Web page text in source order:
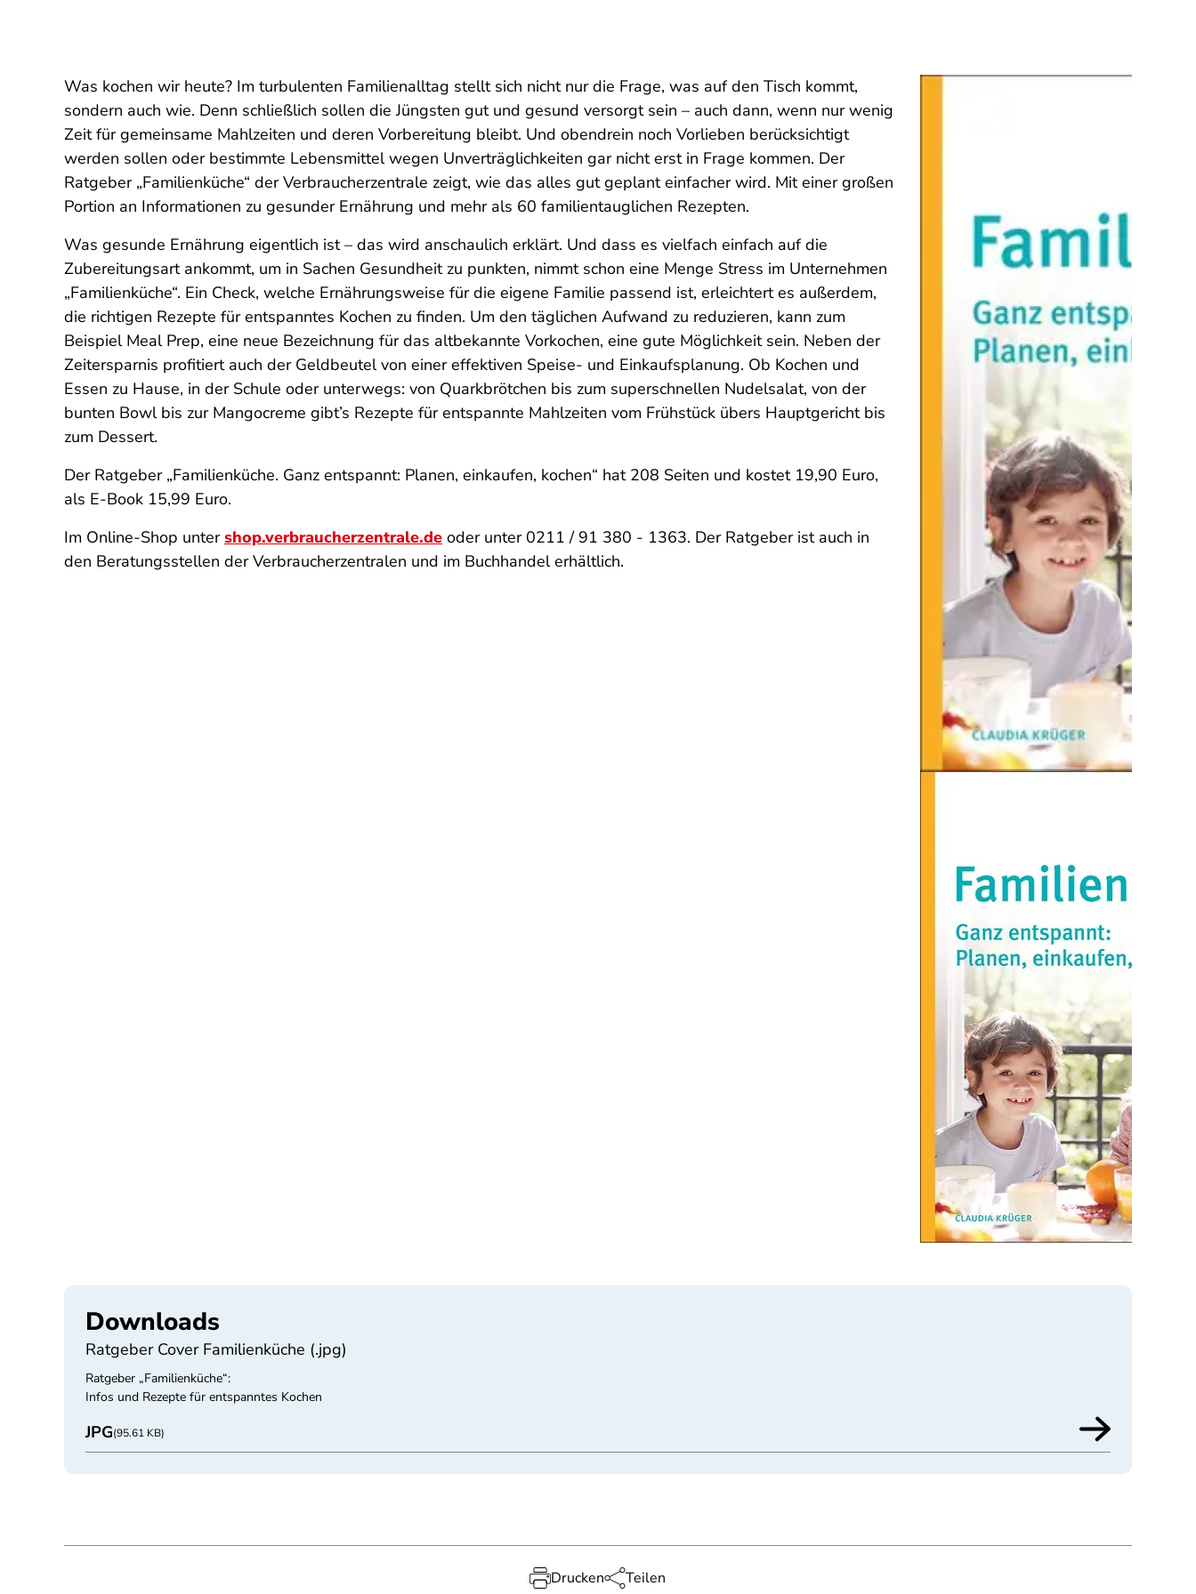
Was kochen wir heute? Im turbulenten Familienalltag stellt sich nicht nur die Frage, was auf den Tisch kommt,
sondern auch wie. Denn schließlich sollen die Jüngsten gut und gesund versorgt sein – auch dann, wenn nur wenig
Zeit für gemeinsame Mahlzeiten und deren Vorbereitung bleibt. Und obendrein noch Vorlieben berücksichtigt
werden sollen oder bestimmte Lebensmittel wegen Unverträglichkeiten gar nicht erst in Frage kommen. Der
Ratgeber „Familienküche“ der Verbraucherzentrale zeigt, wie das alles gut geplant einfacher wird. Mit einer großen
Portion an Informationen zu gesunder Ernährung und mehr als 60 familientauglichen Rezepten.
Was gesunde Ernährung eigentlich ist – das wird anschaulich erklärt. Und dass es vielfach einfach auf die
Zubereitungsart ankommt, um in Sachen Gesundheit zu punkten, nimmt schon eine Menge Stress im Unternehmen
„Familienküche“. Ein Check, welche Ernährungsweise für die eigene Familie passend ist, erleichtert es außerdem,
die richtigen Rezepte für entspanntes Kochen zu finden. Um den täglichen Aufwand zu reduzieren, kann zum
Beispiel Meal Prep, eine neue Bezeichnung für das altbekannte Vorkochen, eine gute Möglichkeit sein. Neben der
Zeitersparnis profitiert auch der Geldbeutel von einer effektiven Speise- und Einkaufsplanung. Ob Kochen und
Essen zu Hause, in der Schule oder unterwegs: von Quarkbrötchen bis zum superschnellen Nudelsalat, von der
bunten Bowl bis zur Mangocreme gibt’s Rezepte für entspannte Mahlzeiten vom Frühstück übers Hauptgericht bis
zum Dessert.
Der Ratgeber „Familienküche. Ganz entspannt: Planen, einkaufen, kochen“ hat 208 Seiten und kostet 19,90 Euro,
als E-Book 15,99 Euro.
Im Online-Shop untershop.verbraucherzentrale.de oder unter 0211 / 91 380 - 1363. Der Ratgeber ist auch in
den Beratungsstellen der Verbraucherzentralen und im Buchhandel erhältlich.
Downloads
Ratgeber Cover Familienküche (.jpg)
Ratgeber „Familienküche“:
Infos und Rezepte für entspanntes Kochen
JPG(95.61 KB)
Drucken Teilen